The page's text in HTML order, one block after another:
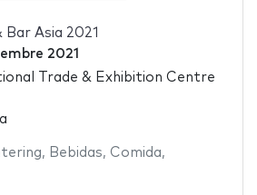
Asia 2021
2021
Trade & Exhibition Centre
, Bebidas, Comida,